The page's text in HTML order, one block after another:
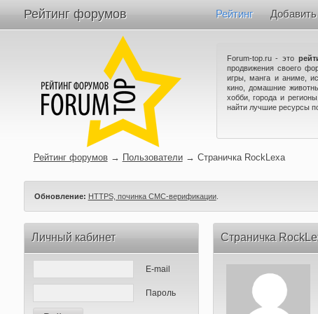
Рейтинг форумов Рейтинг Добавить
Forum-top.ru - это
продвижения своего
игры, манга и аниме,
кино, домашние
хобби, города и
найти лучшие ресурсы
Рейтинг форумов → Пользователи → Страничка RockLexa
Обновление: HTTPS, починка СМС-верификации.
Личный кабинет
E-mail
Пароль
Страничка